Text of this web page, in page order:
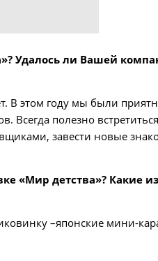
Удалось ли Вашей
В этом году мы были
Всегда полезно
завести новые
«Мир детства»? Какие
–японские мини-